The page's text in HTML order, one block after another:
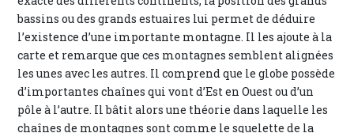
bassins ou des grands estuaires lui permet de déduire
l’existence d’une importante montagne. Il les ajoute à la
carte et remarque que ces montagnes semblent alignées
les unes avec les autres. Il comprend que le globe possède
d’importantes chaînes qui vont d’Est en Ouest ou d’un
pôle à l’autre. Il bâtit alors une théorie dans laquelle les
chaînes de montagnes sont comme le squelette de la